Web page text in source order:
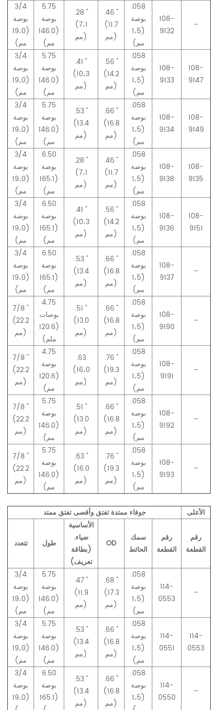
3/4
بوصة
(19،0
مم)
5.75
بوصة
(146.0
مم)
.28 "
(7،1
مم)
.46 "
(11.7
مم)
.058
بوصة
(1،5
مم)
108-
9132
–
3/4
بوصة
(19،0
مم)
5.75
بوصة
(146.0
مم)
.41 "
(10،3
مم)
.56 "
(14.2
مم)
.058
بوصة
(1،5
مم)
108-
9133
108-
9147
3/4
بوصة
(19،0
مم)
5.75
بوصة
(146.0
مم)
.53 "
(13.4
مم)
.66 "
(16.8
مم)
.058
بوصة
(1،5
مم)
108-
9134
108-
9149
3/4
بوصة
(19،0
مم)
6.50
بوصة
(165.1
مم)
.28 "
(7،1
مم)
.46 "
(11.7
مم)
.058
بوصة
(1،5
مم)
108-
9138
108-
9135
3/4
بوصة
(19،0
مم)
6.50
بوصة
(165.1
مم)
.41 "
(10،3
مم)
.56 "
(14.2
مم)
.058
بوصة
(1،5
مم)
108-
9136
108-
9151
3/4
بوصة
(19،0
مم)
6.50
بوصة
(165.1
مم)
.53 "
(13.4
مم)
.66 "
(16.8
مم)
.058
بوصة
(1،5
مم)
108-
9137
–
7/8 "
(22.2
مم)
4.75
بوصات
(120.6
ملم)
.51 "
(13.0
مم)
.66 "
(16.8
مم)
.058
بوصة
(1،5
مم)
108-
9190
–
7/8 "
(22.2
مم)
4.75
بوصة
(120.6
مم)
.63
(16،0
مم)
.76 "
(19.3
مم)
.058
بوصة
(1،5
مم)
108-
9191
–
7/8 "
(22.2
مم)
5.75
بوصة
(146.0
مم)
.51 "
(13.0
مم)
.66 "
(16.8
مم)
.058
بوصة
(1،5
مم)
108-
9192
–
7/8 "
(22.2
مم)
5.75
بوصة
(146.0
مم)
.63 "
(16.0
مم)
.76 "
(19.3
مم)
.058
بوصة
(1،5
مم)
108-
9193
–
جوفاء ممتدة تفتق وأقصى تفتق ممتد الأعلى
تتعدد طول
الأساسية
ضياء.
(بطاقة
تعريف)
OD
سمك
الحائط
رقم
القطعة
رقم
القطعة
3/4
بوصة
(19،0
مم)
5.75
بوصة
(146.0
مم)
.47 "
(11.9
مم)
.68 "
(17.3
مم)
.058
بوصة
(1،5
مم)
114-
0553
–
3/4
بوصة
(19،0
مم)
5.75
بوصة
(146.0
مم)
.53 "
(13.4
مم)
.66 "
(16.8
مم)
.058
بوصة
(1،5
مم)
114-
0551
114-
0553
3/4
بوصة
(19،0
6.50
بوصة
(165.1
.53 "
(13.4
مم)
.66 "
(16.8
مم)
.058
بوصة
(1،5
114-
0550
–